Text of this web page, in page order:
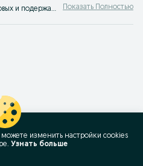
gentra — широкий ассортимент новых и подержанных транспортных средств Самаркандская область ✔️ Выгодные предложения и актуальные цены ⭐ Продавайте или покупайте транспорт легко с OLX.uz Показать Полностью
можете изменить настройки cookies
Узнать больше